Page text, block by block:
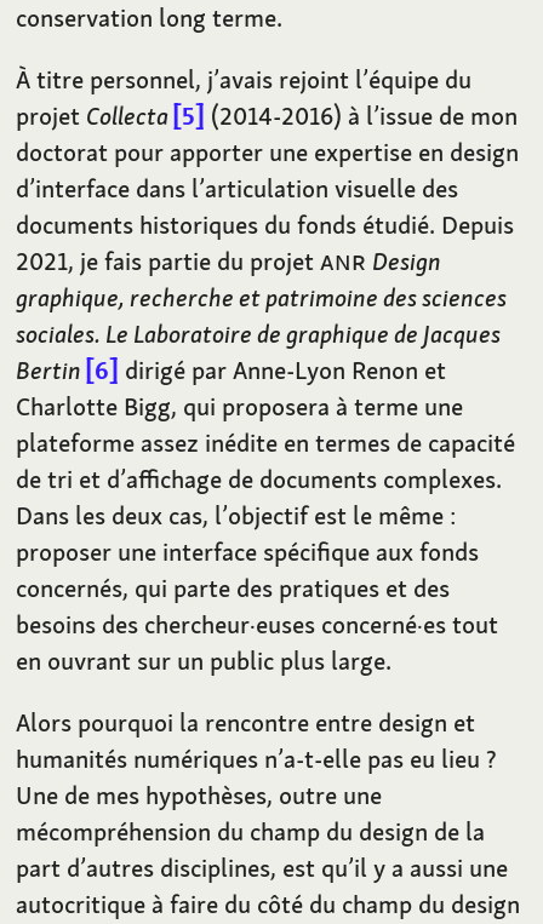
conservation long terme.
À titre personnel, j’avais rejoint l’équipe du
projet Collecta 5 (2014-2016) à l’issue de mon
doctorat pour apporter une expertise en design
d’interface dans l’articulation visuelle des
documents historiques du fonds étudié. Depuis
2021, je fais partie du projetANR Design
graphique, recherche et patrimoine des sciences
sociales. Le Laboratoire de graphique de Jacques
Bertin 6 dirigé par Anne-Lyon Renon et
Charlotte Bigg, qui proposera à terme une
plateforme assez inédite en termes de capacité
de tri et d’affichage de documents complexes.
Dans les deux cas, l’objectif est le même :
proposer une interface spécifique aux fonds
concernés, qui parte des pratiques et des
besoins des chercheur·euses concerné·es tout
en ouvrant sur un public plus large.
Alors pourquoi la rencontre entre design et
humanités numériques n’a-t-elle pas eu lieu ?
Une de mes hypothèses, outre une
mécompréhension du champ du design de la
part d’autres disciplines, est qu’il y a aussi une
autocritique à faire du côté du champ du design